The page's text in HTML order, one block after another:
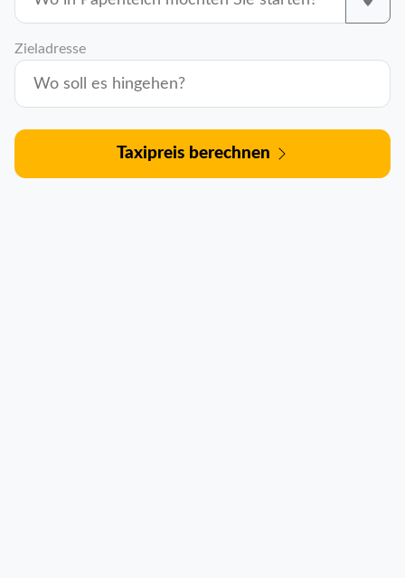
Zieladresse
Taxipreis berechnen